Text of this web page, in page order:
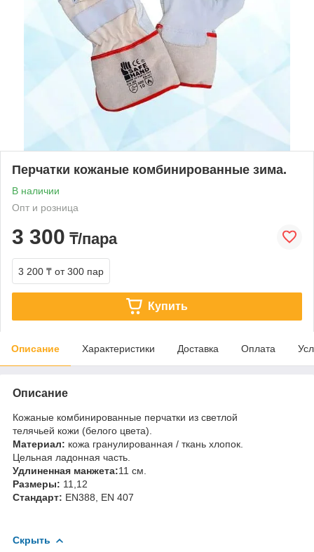
Перчатки кожаные комбинированные зима.
В наличии
Опт и розница
3 300 ₸/пара
3 200 ₸ от 300 пар
Купить
Описание Характеристики Доставка Оплата
Описание
Кожаные комбинированные перчатки из светлой
телячьей кожи (белого цвета).
Материал: кожа гранулированная / ткань хлопок.
Цельная ладонная часть.
Удлиненная манжета:11 см.
Размеры: 11,12
Стандарт: EN388, EN 407
Скрыть